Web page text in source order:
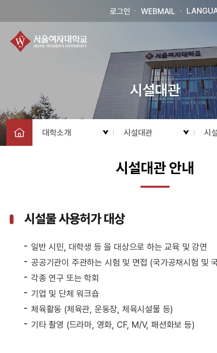
시설대관
로그인 WEBMAIL
대학소개 시설대관 시
시설대관 안내
시설물 사용허가 대상
일반 시민, 대학생 등 을 대상으로 하는 교육 및 강연
공공기관이 주관하는 시험 및 면접 (국가공채시험 및
각종 연구 또는 학회
기업 및 단체 워크숍
체육활동 (체육관, 운동장, 체육시설물 등)
기타 촬영 (드라마, 영화, CF, M/V, 패션화보 등)